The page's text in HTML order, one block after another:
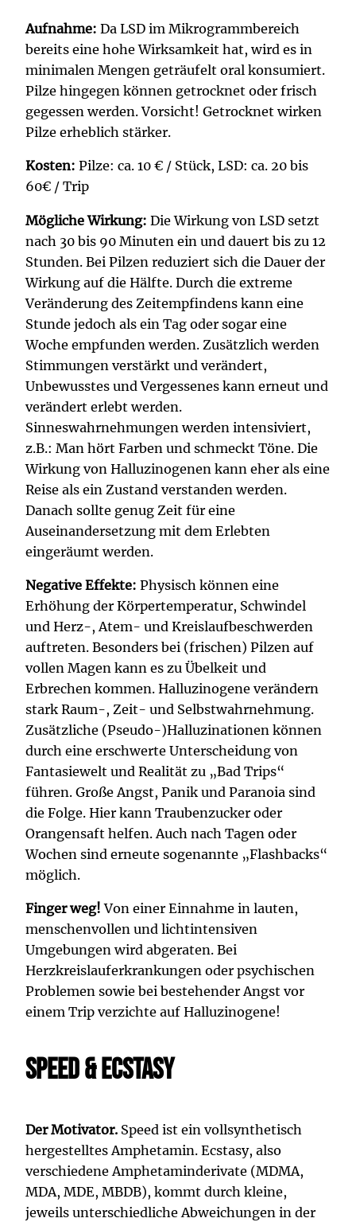
Aufnahme: Da LSD im Mikrogrammbereich
bereits eine hohe Wirksamkeit hat, wird es in
minimalen Mengen geträufelt oral konsumiert.
Pilze hingegen können getrocknet oder frisch
gegessen werden. Vorsicht! Getrocknet wirken
Pilze erheblich stärker.
Kosten: Pilze: ca. 10 € / Stück, LSD: ca. 20 bis
60€ / Trip
Mögliche Wirkung: Die Wirkung von LSD setzt
nach 30 bis 90 Minuten ein und dauert bis zu 12
Stunden. Bei Pilzen reduziert sich die Dauer der
Wirkung auf die Hälfte. Durch die extreme
Veränderung des Zeitempfindens kann eine
Stunde jedoch als ein Tag oder sogar eine
Woche empfunden werden. Zusätzlich werden
Stimmungen verstärkt und verändert,
Unbewusstes und Vergessenes kann erneut und
verändert erlebt werden.
Sinneswahrnehmungen werden intensiviert,
z.B.: Man hört Farben und schmeckt Töne. Die
Wirkung von Halluzinogenen kann eher als eine
Reise als ein Zustand verstanden werden.
Danach sollte genug Zeit für eine
Auseinandersetzung mit dem Erlebten
eingeräumt werden.
Negative Effekte: Physisch können eine
Erhöhung der Körpertemperatur, Schwindel
und Herz-, Atem- und Kreislaufbeschwerden
auftreten. Besonders bei (frischen) Pilzen auf
vollen Magen kann es zu Übelkeit und
Erbrechen kommen. Halluzinogene verändern
stark Raum-, Zeit- und Selbstwahrnehmung.
Zusätzliche (Pseudo-)Halluzinationen können
durch eine erschwerte Unterscheidung von
Fantasiewelt und Realität zu „Bad Trips“
führen. Große Angst, Panik und Paranoia sind
die Folge. Hier kann Traubenzucker oder
Orangensaft helfen. Auch nach Tagen oder
Wochen sind erneute sogenannte „Flashbacks“
möglich.
Finger weg! Von einer Einnahme in lauten,
menschenvollen und lichtintensiven
Umgebungen wird abgeraten. Bei
Herzkreislauferkrankungen oder psychischen
Problemen sowie bei bestehender Angst vor
einem Trip verzichte auf Halluzinogene!
Speed & Ecstasy
Der Motivator. Speed ist ein vollsynthetisch
hergestelltes Amphetamin. Ecstasy, also
verschiedene Amphetaminderivate (MDMA,
MDA, MDE, MBDB), kommt durch kleine,
jeweils unterschiedliche Abweichungen in der